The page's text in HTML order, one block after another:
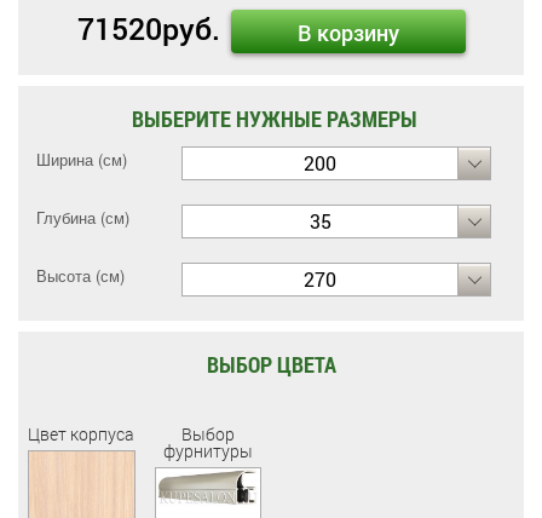
71520руб. В корзину
ВЫБЕРИТЕ НУЖНЫЕ РАЗМЕРЫ
Ширина (см) 200
Глубина (см) 35
Высота (см) 270
ВЫБОР ЦВЕТА
Цвет корпуса Выбор
фурнитуры